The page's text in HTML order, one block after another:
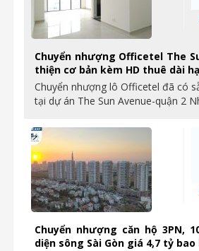
Chuyển nhượng Officetel The
thiện cơ bản kèm HD thuê dài
Chuyển nhượng lô Officetel đã có
tại dự án The Sun Avenue-quận 2
Chuyển nhượng căn hộ 3PN,
diện sông Sài Gòn giá 4,7 tỷ bao